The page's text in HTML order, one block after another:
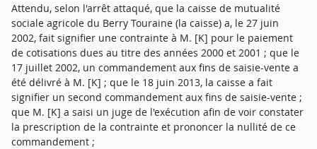
Attendu, selon l'arrêt attaqué, que la caisse de mutualité
sociale agricole du Berry Touraine (la caisse) a, le 27 juin
2002, fait signifier une contrainte à M. [K] pour le paiement
de cotisations dues au titre des années 2000 et 2001 ; que le
17 juillet 2002, un commandement aux fins de saisie-vente a
été délivré à M. [K] ; que le 18 juin 2013, la caisse a fait
signifier un second commandement aux fins de saisie-vente ;
que M. [K] a saisi un juge de l'exécution afin de voir constater
la prescription de la contrainte et prononcer la nullité de ce
commandement ;